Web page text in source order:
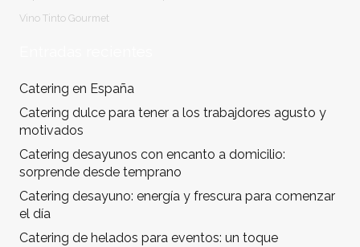
Vino Tinto Gourmet
Catering en España
Catering dulce para tener a los trabajdores agusto y
motivados
Catering desayunos con encanto a domicilio:
sorprende desde temprano
Catering desayuno: energía y frescura para comenzar
el día
Catering de helados para eventos: un toque